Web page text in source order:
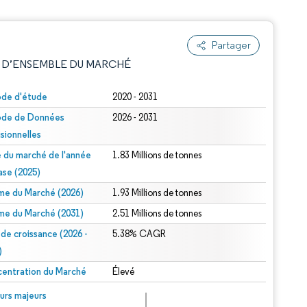
Partager
DU MARCHÉ
d'étude 2020 - 2031
de Données
2026 - 2031
du marché de l'année
(2025)
1.83 Millions de tonnes
du Marché (2026) 1.93 Millions de tonnes
du Marché (2031) 2.51 Millions de tonnes
croissance (2026 -
5.38% CAGR
du Marché Élevé
majeurs
© Mordor Intelligence. La réutilisation nécessite une attribution sous CC BY 4.0.
sous CC BY 4.0.